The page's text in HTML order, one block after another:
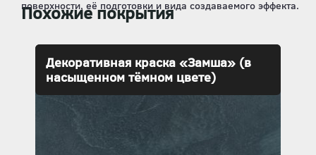
Похожие покрытия
Декоративная краска «Замша» (в
насыщенном тёмном цвете)